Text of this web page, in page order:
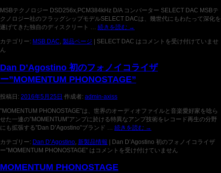
MSBテクノロジー DSD256x,PCM384kHz D/A コンバーター SELECT DAC MSBテ
クノロジー社のフラッグシップモデルSELECT DACは、幾世代にもわたって深化を
遂げてきた独自のディスクリート … 続きを読む →
カテゴリー: MSB DAC, 製品ページ SELECT DAC は コメントを受け付けていませ
ん
Dan D’Agostino 初のフォノイコライザ
ー”MOMENTUM PHONOSTAGE”
投稿日: 2016年5月25日 作成者: admin-axiss
”MOMENTUM PHONOSTAGE”は、世界のオーディオファイルと音楽愛好家を唸ら
せた一連の”MOMENTUM”アンプに於ける特異なアンプ技術をレコード再生の分野
にも拡張する”Dan D’Agostino”ブランド … 続きを読む →
カテゴリー: Dan D’Agostino, 新製品情報 | Dan D’Agostino 初のフォノイコライザ
ー”MOMENTUM PHONOSTAGE” は コメントを受け付けていません
MOMENTUM PHONOSTAGE